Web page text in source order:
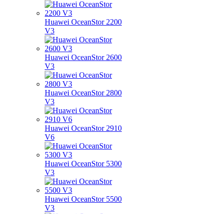
Huawei OceanStor 2200
V3
Huawei OceanStor 2600
V3
Huawei OceanStor 2800
V3
Huawei OceanStor 2910
V6
Huawei OceanStor 5300
V3
Huawei OceanStor 5500
V3